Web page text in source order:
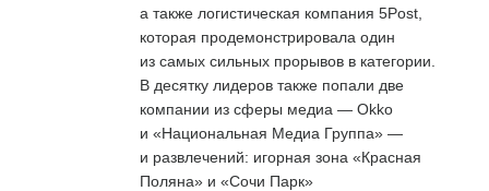
а также логистическая компания 5Post,
которая продемонстрировала один
из самых сильных прорывов в категории.
В десятку лидеров также попали две
компании из сферы медиа — Okko
и «Национальная Медиа Группа» —
и развлечений: игорная зона «Красная
Поляна» и «Сочи Парк»